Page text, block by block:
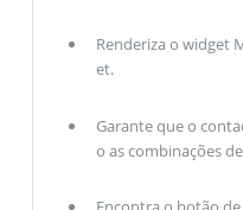
Renderiza o widget
et.
Garante que o
o as combinações